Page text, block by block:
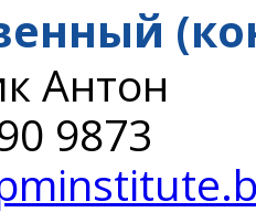
Антон
9873